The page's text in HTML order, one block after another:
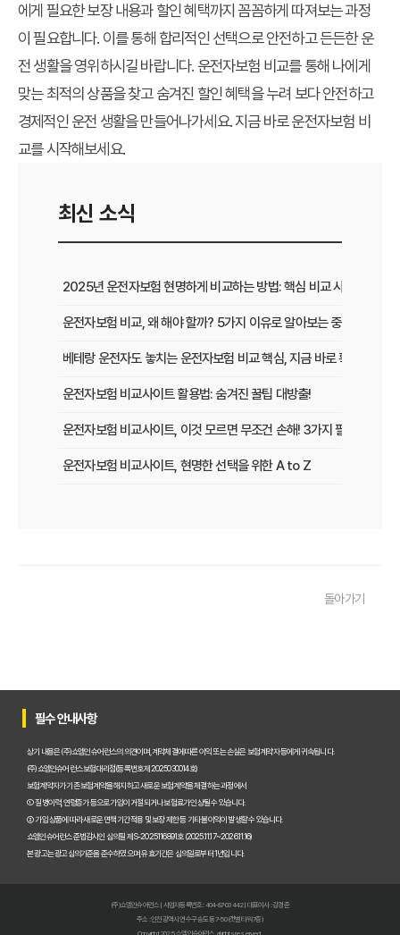
에게 필요한 보장 내용과 할인 혜택까지 꼼꼼하게 따져보는 과정
이 필요합니다. 이를 통해 합리적인 선택으로 안전하고 든든한 운
전 생활을 영위하시길 바랍니다. 운전자보험 비교를 통해 나에게
맞는 최적의 상품을 찾고 숨겨진 할인 혜택을 누려 보다 안전하고
경제적인 운전 생활을 만들어나가세요. 지금 바로 운전자보험 비
교를 시작해보세요.
최신 소식
2025년 운전자보험 현명하게 비교하는 방법: 핵심 비교 사이트 활용
운전자보험 비교, 왜 해야 할까? 5가지 이유로 알아보는 중요성
베테랑 운전자도 놓치는 운전자보험 비교 핵심, 지금 바로 확인하세요!
운전자보험 비교사이트 활용법: 숨겨진 꿀팁 대방출!
운전자보험 비교사이트, 이것 모르면 무조건 손해! 3가지 필수 확인 사
운전자보험 비교사이트, 현명한 선택을 위한 A to Z
운전자보험 비교사이트 활용법: 숨겨진 혜택과 주의사항 완벽 분석
운전자보험 비교사이트 활용법, 전문가가 알려주는 숨겨진 꿀팁 대방
"나만 몰랐네?" 운전자보험 비교사이트 선택, 이것만 알면 보험료 절
"교통사고, 이제 두렵지 않아!" 운전자보험 비교, 내 상황에 맞는 최적
2025년, 운전자보험 비교사이트 똑똑하게 활용하는 5가지 방법
운전자보험 비교사이트 선택 전 반드시 알아야 할 핵심 정보 5가지
운전자보험 비교사이트, 전문가가 알려주는 진짜 비교 방법
돌아가기
필수 안내사항
상기 내용은 (주)쇼엠인슈어런스의 의견이며, 계약체결에 따른 이익 또는 손실은 보험계약자 등에게 귀속됩니다.
(주)쇼엠인슈어런스 보험대리점(등록번호 제2025030014호)
보험계약자가 기존 보험계약을 해지하고 새로운 보험계약을 체결하는 과정에서
① 질병이력, 연령증가 등으로 가입이 거절되거나 보험료가 인상될 수 있습니다.
② 가입 상품에 따라 새로운 면책기간 적용 및 보장 제한 등 기타 불이익이 발생할 수 있습니다.
쇼엠인슈어런스 준법감시인 심의필 제S-2025116891호 (2025.11.17~2026.11.16)
본 광고는 광고심의기준을 준수하였으며, 유효기간은 심의일로부터 1년입니다.
(주)쇼엠인슈어런스 | 사업자등록번호 : 404-87-03442 | 대표이사 : 강경준
주소 : 인천광역시 연수구 송도동 7-50 (갯벌타워 7층)